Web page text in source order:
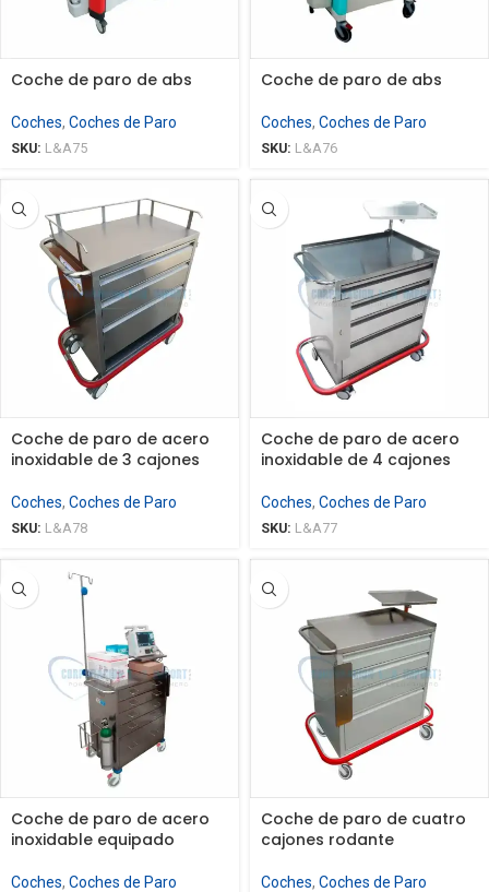
Coche de paro de abs
Coches, Coches de Paro
SKU: L&A75
Coche de paro de abs
Coches, Coches de Paro
SKU: L&A76
Coche de paro de acero
inoxidable de 3 cajones
Coches, Coches de Paro
SKU: L&A78
Coche de paro de acero
inoxidable de 4 cajones
Coches, Coches de Paro
SKU: L&A77
Coche de paro de acero
inoxidable equipado
Coches, Coches de Paro
Coche de paro de cuatro
cajones rodante
Coches, Coches de Paro